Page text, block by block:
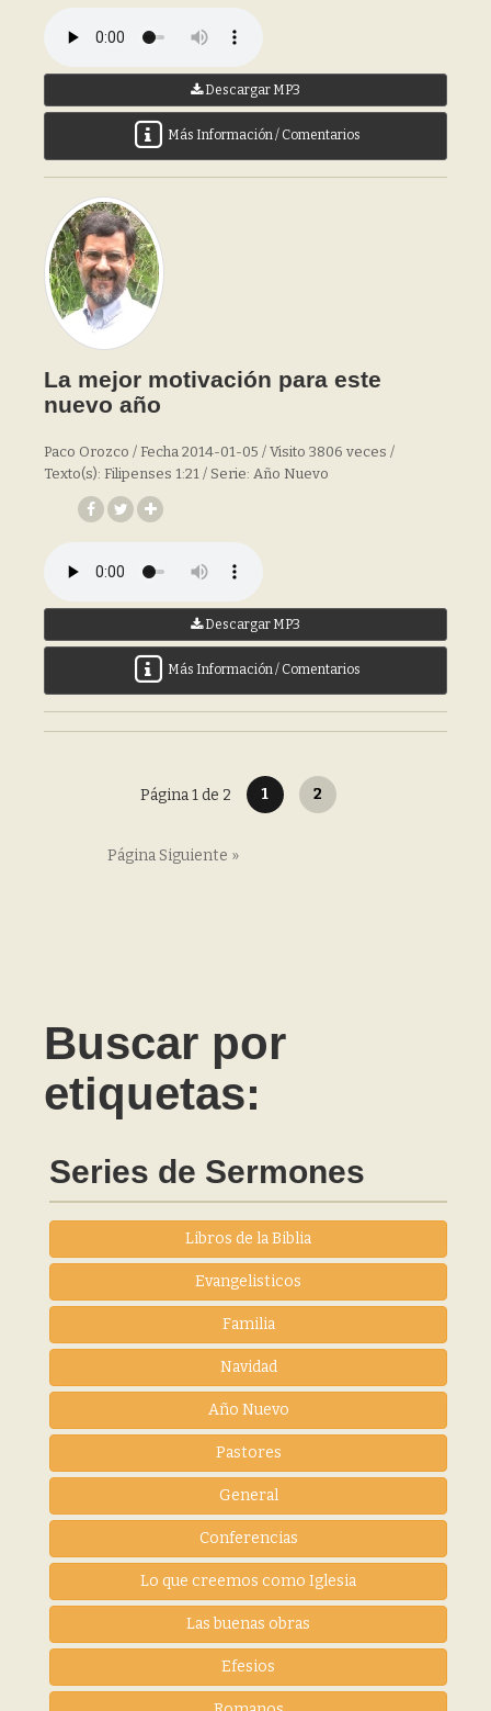
Descargar MP3
Más Información / Comentarios
La mejor motivación para este
nuevo año
Paco Orozco / Fecha 2014-01-05 / Visito 3806 veces /
Texto(s): Filipenses 1:21 / Serie: Año Nuevo
Descargar MP3
Más Información / Comentarios
Página 1 de 2 1 2
Página Siguiente »
Buscar por
etiquetas:
Series de Sermones
Libros de la Biblia
Evangelisticos
Familia
Navidad
Año Nuevo
Pastores
General
Conferencias
Lo que creemos como Iglesia
Las buenas obras
Efesios